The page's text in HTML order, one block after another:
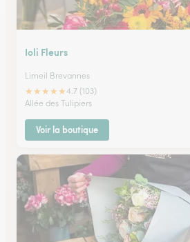
Ioli Fleurs
Limeil Brevannes
★★★★★4.7 (103)
Allée des Tulipiers
Voir la boutique